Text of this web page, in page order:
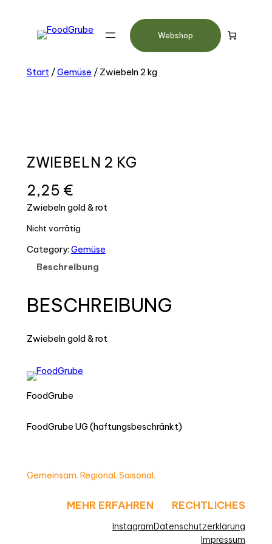
Webshop
Start/Gemüse / Zwiebeln 2 kg
ZWIEBELN 2 KG
2,25 €
Zwiebeln gold & rot
Nicht vorrätig
Category: Gemüse
Beschreibung
BESCHREIBUNG
Zwiebeln gold & rot
FoodGrube
FoodGrube UG (haftungsbeschränkt)
Gemeinsam. Regional. Saisonal.
MEHR ERFAHREN
Instagram
RECHTLICHES
Datenschutzerklärung
Impressum